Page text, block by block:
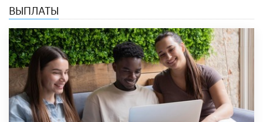
ВЫПЛАТЫ